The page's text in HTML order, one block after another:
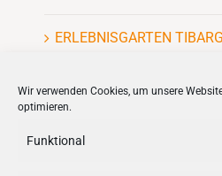
Wir verwenden Cookies, um unsere
optimieren.
Funktional
ERLEBNISGARTEN TIBARG
Kinderflohmarkt